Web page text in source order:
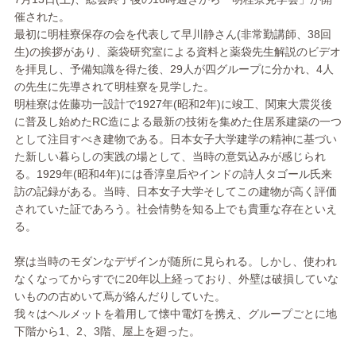
催された。
最初に明桂寮保存の会を代表して早川静さん(非常勤講師、38回
生)の挨拶があり、薬袋研究室による資料と薬袋先生解説のビデオ
を拝見し、予備知識を得た後、29人が四グループに分かれ、4人
の先生に先導されて明桂寮を見学した。
明桂寮は佐藤功一設計で1927年(昭和2年)に竣工、関東大震災後
に普及し始めたRC造による最新の技術を集めた住居系建築の一つ
として注目すべき建物である。日本女子大学建学の精神に基づい
た新しい暮らしの実践の場として、当時の意気込みが感じられ
る。1929年(昭和4年)には香淳皇后やインドの詩人タゴール氏来
訪の記録がある。当時、日本女子大学そしてこの建物が高く評価
されていた証であろう。社会情勢を知る上でも貴重な存在といえ
る。
寮は当時のモダンなデザインが随所に見られる。しかし、使われ
なくなってからすでに20年以上経っており、外壁は破損していな
いものの古めいて蔦が絡んだりしていた。
我々はヘルメットを着用して懐中電灯を携え、グループごとに地
下階から1、2、3階、屋上を廻った。